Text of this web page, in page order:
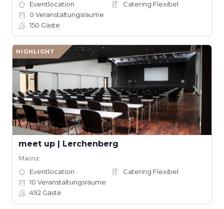
Eventlocation
Catering Flexibel
0 Veranstaltungsräume
150 Gäste
HIGHLIGHT
meet up | Lerchenberg
Mainz
Eventlocation
Catering Flexibel
10 Veranstaltungsräume
492 Gäste